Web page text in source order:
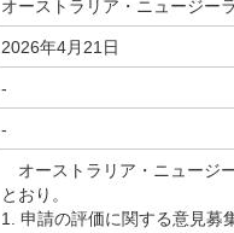
オーストラリア・ニュージー
2026年4月21日
-
-
オーストラリア・ニュージ
とおり。
1. 申請の評価に関する意見募